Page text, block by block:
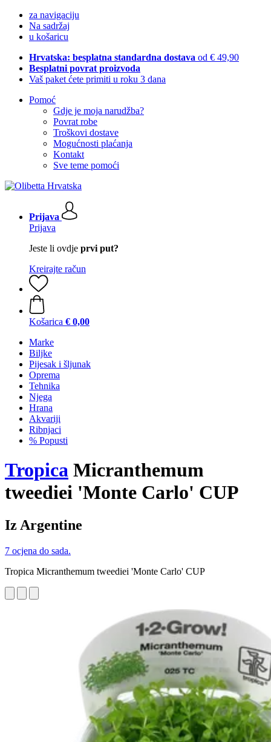
za navigaciju
Na sadržaj
u košaricu
Hrvatska: besplatna standardna dostava od € 49,90
Besplatni povrat proizvoda
Vaš paket ćete primiti u roku 3 dana
Pomoć
Gdje je moja narudžba?
Povrat robe
Troškovi dostave
Mogućnosti plaćanja
Kontakt
Sve teme pomoći
Prijava
Prijava
Jeste li ovdje prvi put?
Kreirajte račun
Košarica € 0,00
Marke
Biljke
Pijesak i šljunak
Oprema
Tehnika
Njega
Hrana
Akvariji
Ribnjaci
% Popusti
Tropica Micranthemum
tweediei 'Monte Carlo' CUP
Iz Argentine
7 ocjena do sada.
Tropica Micranthemum tweediei 'Monte Carlo' CUP